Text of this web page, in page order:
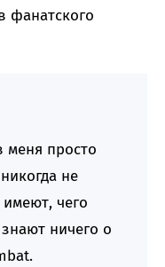
фанатского
меня просто
не
чего
ничего о